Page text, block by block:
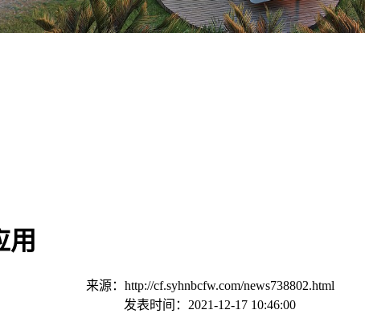
用
来源：http://cf.syhnbcfw.com/news738802.html
发表时间：2021-12-17 10:46:00